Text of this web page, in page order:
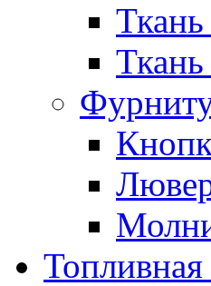
Ткань
Топливная